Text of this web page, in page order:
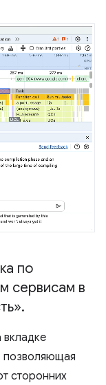
по
сервисам в
.
вкладке
позволяющая
сторонних